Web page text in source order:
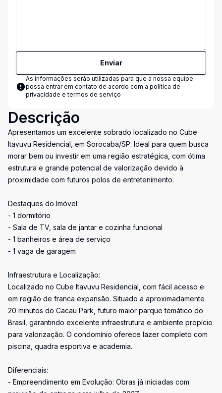
Enviar
As informações serão utilizadas para que a nossa equipe
possa entrar em contato de acordo com a política de
privacidade e termos de serviço
Descrição
Apresentamos um excelente sobrado localizado no Cube
Itavuvu Residencial, em Sorocaba/SP. Ideal para quem busca
morar bem ou investir em uma região estratégica, com ótima
estrutura e grande potencial de valorização devido à
proximidade com futuros polos de entretenimento.
Destaques do Imóvel:
- 1 dormitório
- Sala de TV, sala de jantar e cozinha funcional
- 1 banheiros e área de serviço
- 1 vaga de garagem
Infraestrutura e Localização:
Localizado no Cube Itavuvu Residencial, com fácil acesso e
em região de franca expansão. Situado a aproximadamente
20 minutos do Cacau Park, futuro maior parque temático do
Brasil, garantindo excelente infraestrutura e ambiente propício
para valorização. O condomínio oferece lazer completo com
piscina, quadra esportiva e academia.
Diferenciais:
- Empreendimento em Evolução: Obras já iniciadas com